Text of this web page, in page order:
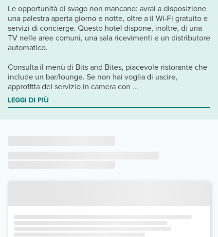
Le opportunità di svago non mancano: avrai a disposizione
una palestra aperta giorno e notte, oltre a il Wi-Fi gratuito e
servizi di concierge. Questo hotel dispone, inoltre, di una
TV nelle aree comuni, una sala ricevimenti e un distributore
automatico.
Consulta il menù di Bits and Bites, piacevole ristorante che
include un bar/lounge. Se non hai voglia di uscire,
approfitta del servizio in camera con ...
LEGGI DI PIÙ